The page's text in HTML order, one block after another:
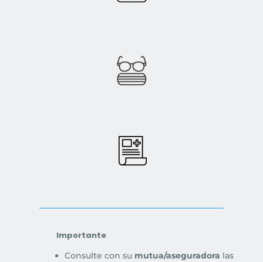
Importante
Consulte con sumutua/aseguradora las